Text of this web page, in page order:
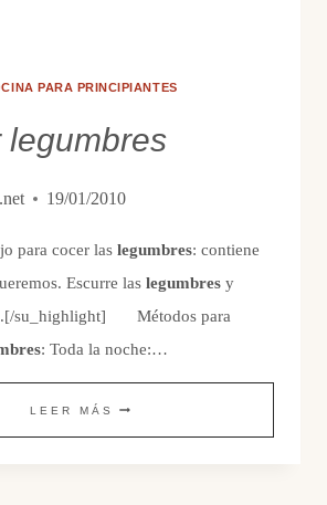
PARA PRINCIPIANTES
legumbres
19/01/2010
para cocer las legumbres: contiene
Escurre las legumbres y
su_highlight] Métodos para
: Toda la noche:…
LEER MÁS COCINAR
LEGUMBRES